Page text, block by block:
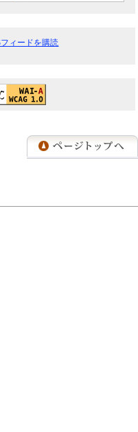
ィードを購読